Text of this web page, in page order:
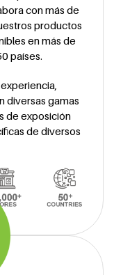
con más de
productos
en más de
países.
diversas gamas
de exposición
de diversos